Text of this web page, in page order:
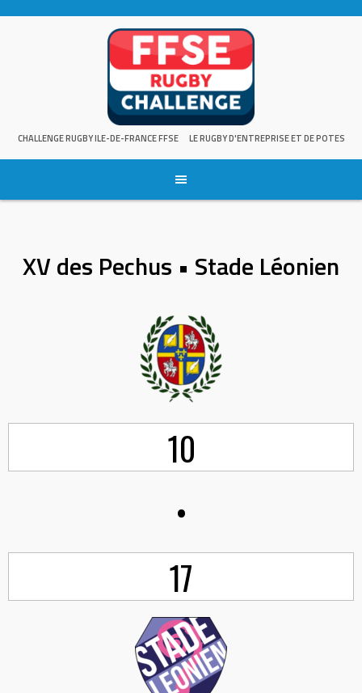
CHALLENGE RUGBY ILE-DE-FRANCE FFSE LE RUGBY D'ENTREPRISE ET DE POTES
XV des Pechus • Stade Léonien
10
•
17